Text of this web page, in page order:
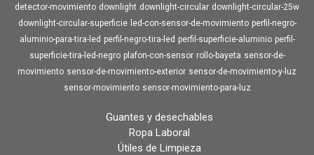
detector-movimiento downlight downlight-circular downlight-circular-25w
downlight-circular-superficie
led-con-sensor-de-movimiento perfil-negro-
aluminio-para-tira-led perfil-negro-tira-led perfil-superficie-aluminio perfil-
superficie-tira-led-negro plafon-con-sensor rollo-bayeta sensor-de-
movimiento sensor-de-movimiento-exterior sensor-de-movimiento-y-luz
sensor-movimiento sensor-movimiento-para-luz
Guantes y desechables
Ropa Laboral
Útiles de Limpieza